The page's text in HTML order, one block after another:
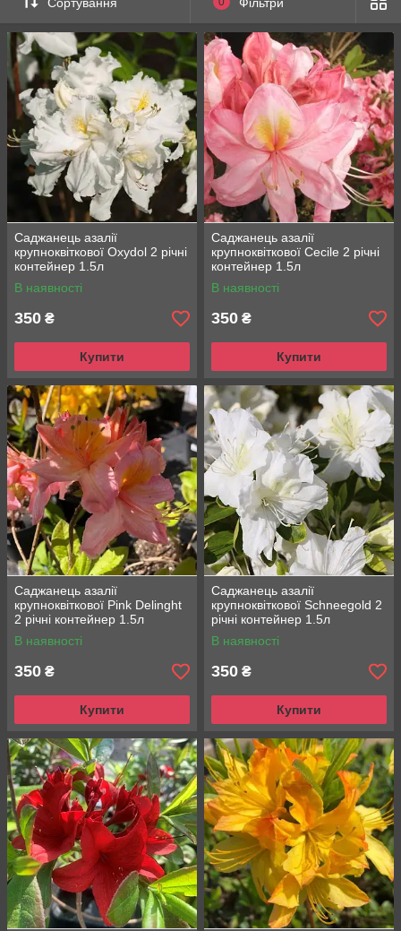
Саджанець азалії
крупноквіткової Oxydol 2 річні
контейнер 1.5л
В наявності
350 ₴
Купити
Саджанець азалії
крупноквіткової Cecile 2 річні
контейнер 1.5л
В наявності
350 ₴
Купити
Саджанець азалії
крупноквіткової Pink Delinght
2 річні контейнер 1.5л
В наявності
350 ₴
Купити
Саджанець азалії
крупноквіткової Schneegold 2
річні контейнер 1.5л
В наявності
350 ₴
Купити